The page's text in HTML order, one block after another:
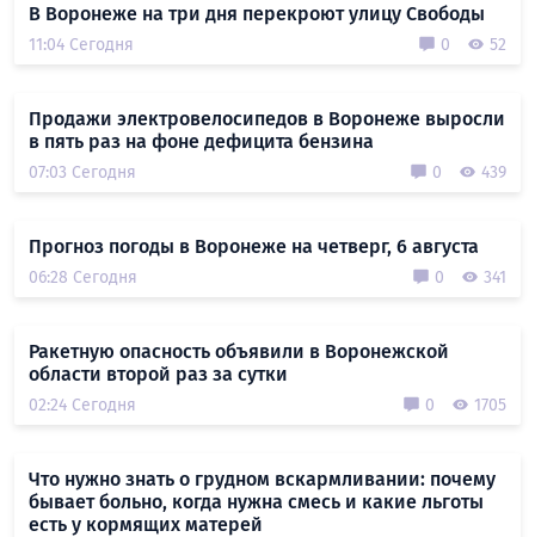
В Воронеже на три дня перекроют улицу Свободы
11:04 Сегодня 0 52
Продажи электровелосипедов в Воронеже выросли
в пять раз на фоне дефицита бензина
07:03 Сегодня 0 439
Прогноз погоды в Воронеже на четверг, 6 августа
06:28 Сегодня 0 341
Ракетную опасность объявили в Воронежской
области второй раз за сутки
02:24 Сегодня 0 1705
Что нужно знать о грудном вскармливании: почему
бывает больно, когда нужна смесь и какие льготы
есть у кормящих матерей